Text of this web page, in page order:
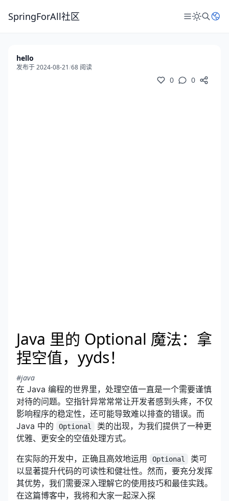
SpringForAll社区
hello
发布于 2024-08-21/68 阅读
0 0
Java 里的 Optional 魔法：拿
捏空值，yyds！
#java
在 Java 编程的世界里，处理空值一直是一个需要谨慎
对待的问题。空指针异常常常让开发者感到头疼，不仅
影响程序的稳定性，还可能导致难以排查的错误。而
Java 中的
Optional
类的出现，为我们提供了一种更
优雅、更安全的空值处理方式。
在实际的开发中，正确且高效地运用
Optional
类可
以显著提升代码的可读性和健壮性。然而，要充分发挥
其优势，我们需要深入理解它的使用技巧和最佳实践。
在这篇博客中，我将和大家一起深入探